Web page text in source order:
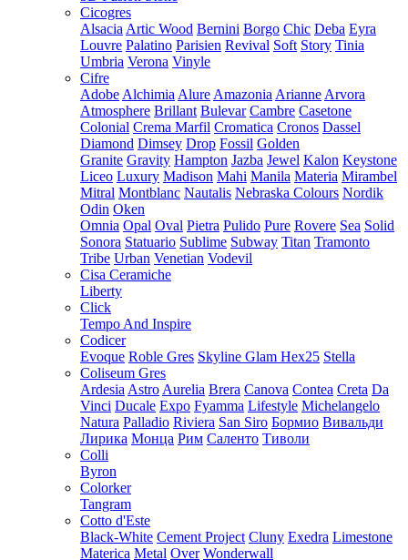
Cicogres
Alsacia Artic Wood Bernini Borgo Chic Deba Eyra
Louvre Palatino Parisien Revival Soft Story Tinia
Umbria Verona Vinyle
Cifre
Adobe Alchimia Alure Amazonia Arianne Arvora
Atmosphere Brillant Bulevar Cambre Casetone
Colonial Crema Marfil Cromatica Cronos Dassel
Diamond Dimsey Drop Fossil Golden
Granite Gravity Hampton Jazba Jewel Kalon Keystone
Liceo Luxury Madison Mahi Manila Materia Mirambel
Mitral Montblanc Nautalis Nebraska Colours Nordik
Odin Oken
Omnia Opal Oval Pietra Pulido Pure Rovere Sea Solid
Sonora Statuario Sublime Subway Titan Tramonto
Tribe Urban Venetian Vodevil
Cisa Ceramiche
Liberty
Click
Tempo And Inspire
Codicer
Evoque Roble Gres Skyline Glam Hex25 Stella
Coliseum Gres
Ardesia Astro Aurelia Brera Canova Contea Creta Da
Vinci Ducale Expo Fyamma Lifestyle Michelangelo
Natura Palladio Riviera San Siro Бормио Вивальди
Лирика Монца Рим Саленто Тиволи
Colli
Byron
Colorker
Tangram
Cotto d'Este
Black-White Cement Project Cluny Exedra Limestone
Materica Metal Over Wonderwall